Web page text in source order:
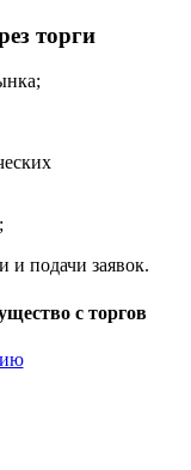
торги
подачи заявок.
с торгов